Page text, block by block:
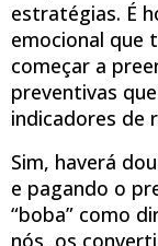
estratégias. É
emocional que
começar a
preventivas
indicadores de
Sim, haverá
e pagando o
“boba” como
nós, os